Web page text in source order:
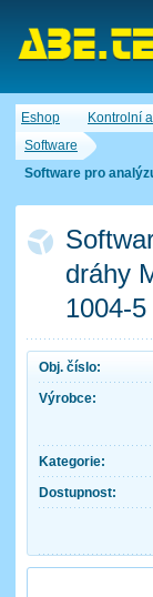
Eshop Kontrolní
Software
Software pro
dráhy
1004-5
Obj. číslo:
Výrobce:
Kategorie:
Dostupnost: